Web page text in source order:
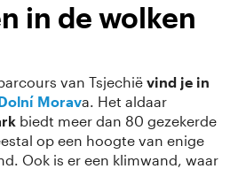
in de wolken
van Tsjechië vind je in
Morava. Het aldaar
biedt meer dan 80 gezekerde
op een hoogte van enige
Ook is er een klimwand, waar